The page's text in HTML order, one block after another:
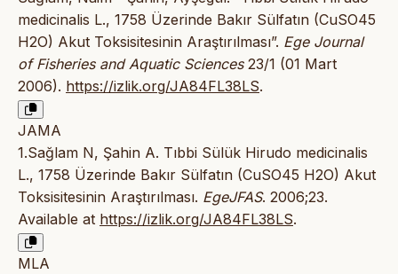
medicinalis L., 1758 Üzerinde Bakır Sülfatın (CuSO45
H2O) Akut Toksisitesinin Araştırılması”. Ege Journal
of Fisheries and Aquatic Sciences23/1 (01 Mart
2006). https://izlik.org/JA84FL38LS.
JAMA
1.Sağlam N, Şahin A. Tıbbi Sülük Hirudo medicinalis
L., 1758 Üzerinde Bakır Sülfatın (CuSO45 H2O) Akut
Toksisitesinin Araştırılması. EgeJFAS. 2006;23.
Available at https://izlik.org/JA84FL38LS.
MLA